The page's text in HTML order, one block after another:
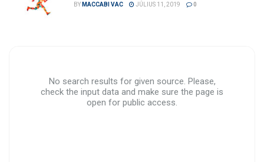
BY MACCABI VAC JÚLIUS 11, 2019 0
No search results for given source. Please,
check the input data and make sure the page is
open for public access.